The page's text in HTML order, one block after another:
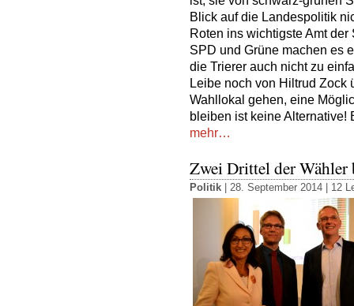
Blick auf die Landespolitik
Roten ins wichtigste Amt
SPD und Grüne machen es
die Trierer auch nicht zu
Leibe noch von Hiltrud Zock
Wahllokal gehen, eine
bleiben ist keine Alternative!
mehr…
Zwei Drittel der Wähler
Politik | 28. September 2014 | 12